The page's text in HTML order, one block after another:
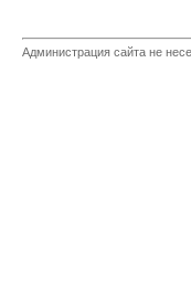
Администрация сайта не